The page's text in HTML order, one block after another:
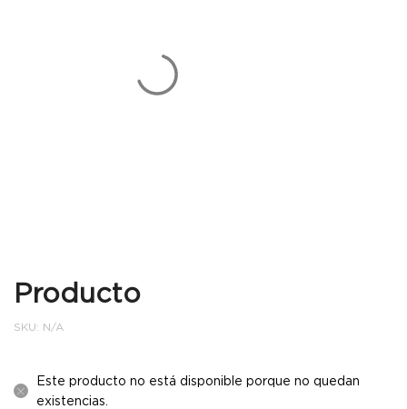
Producto
SKU: N/A
Este producto no está disponible porque no quedan
existencias.